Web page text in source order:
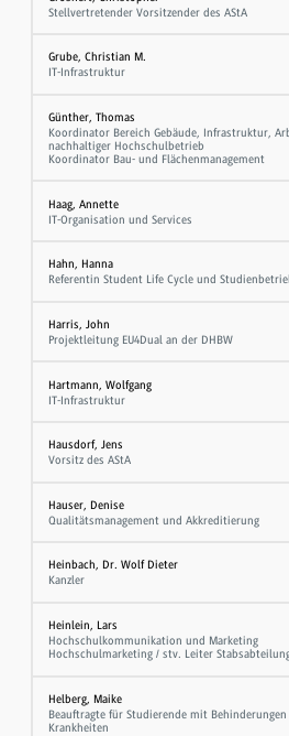
Stellvertretender Vorsitzender des AStA
Grube, Christian M.
IT-Infrastruktur
Günther, Thomas
Koordinator Bereich Gebäude, Infrastruktur,
nachhaltiger Hochschulbetrieb
Koordinator Bau- und Flächenmanagement
Haag, Annette
IT-Organisation und Services
Hahn, Hanna
Referentin Student Life Cycle und
Harris, John
Projektleitung EU4Dual an der DHBW
Hartmann, Wolfgang
IT-Infrastruktur
Hausdorf, Jens
Vorsitz des AStA
Hauser, Denise
Qualitätsmanagement und Akkreditierung
Heinbach, Dr. Wolf Dieter
Kanzler
Heinlein, Lars
Hochschulkommunikation und Marketing
Hochschulmarketing / stv. Leiter
Helberg, Maike
Beauftragte für Studierende mit
Krankheiten